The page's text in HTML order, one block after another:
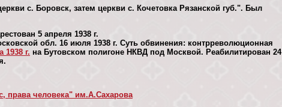
с. Боровск, затем церкви с. Кочетовка Рязанской губ.". Был
5 апреля 1938 г.
обл. 16 июля 1938 г. Суть обвинения: контрреволюционная
1938 г. на Бутовском полигоне НКВД под Москвой. Реабилитирован 24
права человека" им.А.Сахарова